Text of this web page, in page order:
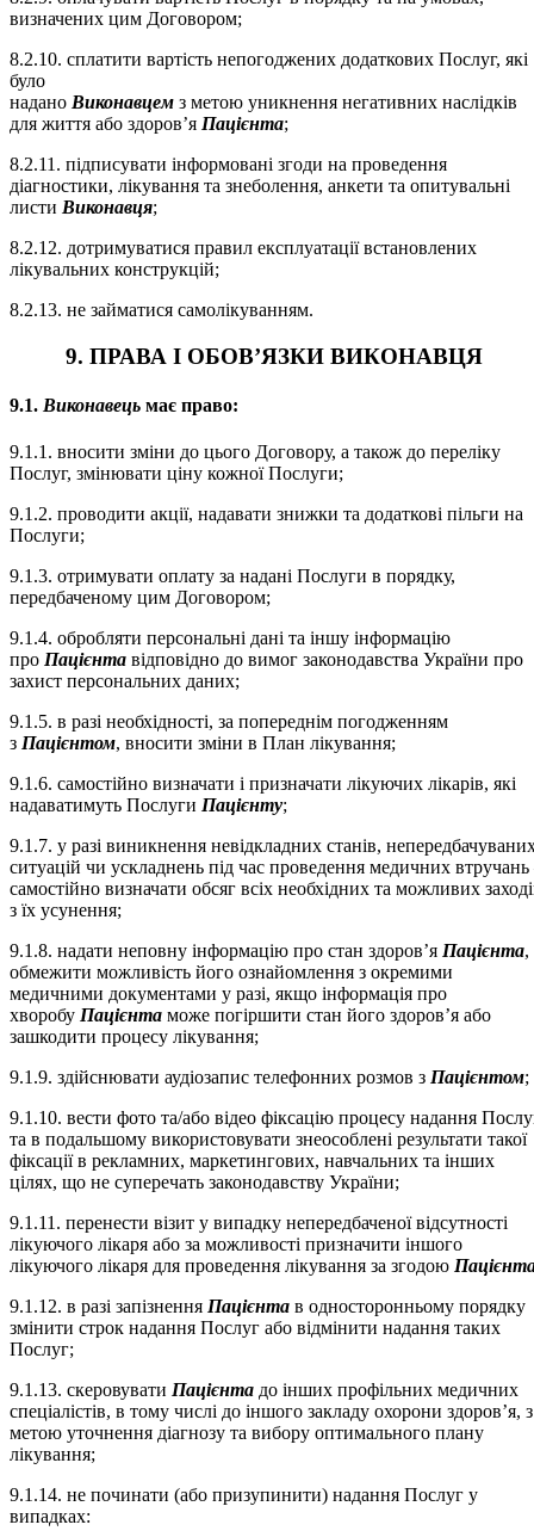
визначених цим Договором;
8.2.10. сплатити вартість непогоджених додаткових Послуг, які
було
надано Виконавцем з метою уникнення негативних наслідків
для життя або здоров’я Пацієнта;
8.2.11. підписувати інформовані згоди на проведення
діагностики, лікування та знеболення, анкети та опитувальні
листи Виконавця;
8.2.12. дотримуватися правил експлуатації встановлених
лікувальних конструкцій;
8.2.13. не займатися самолікуванням.
9. ПРАВА І ОБОВ’ЯЗКИ ВИКОНАВЦЯ
9.1. Виконавець має право:
9.1.1. вносити зміни до цього Договору, а також до переліку
Послуг, змінювати ціну кожної Послуги;
9.1.2. проводити акції, надавати знижки та додаткові пільги на
Послуги;
9.1.3. отримувати оплату за надані Послуги в порядку,
передбаченому цим Договором;
9.1.4. обробляти персональні дані та іншу інформацію
про Пацієнта відповідно до вимог законодавства України про
захист персональних даних;
9.1.5. в разі необхідності, за попереднім погодженням
з Пацієнтом, вносити зміни в План лікування;
9.1.6. самостійно визначати і призначати лікуючих лікарів, які
надаватимуть Послуги Пацієнту;
9.1.7. у разі виникнення невідкладних станів,
ситуацій чи ускладнень під час проведення медичних втручань
самостійно визначати обсяг всіх необхідних та можливих
з їх усунення;
9.1.8. надати неповну інформацію про стан здоров’я Пацієнта,
обмежити можливість його ознайомлення з окремими
медичними документами у разі, якщо інформація про
хворобу Пацієнта може погіршити стан його здоров’я або
зашкодити процесу лікування;
9.1.9. здійснювати аудіозапис телефонних розмов з Пацієнтом;
9.1.10. вести фото та/або відео фіксацію процесу надання
та в подальшому використовувати знеособлені результати такої
фіксації в рекламних, маркетингових, навчальних та інших
цілях, що не суперечать законодавству України;
9.1.11. перенести візит у випадку непередбаченої відсутності
лікуючого лікаря або за можливості призначити іншого
лікуючого лікаря для проведення лікування за згодою
9.1.12. в разі запізнення Пацієнта в односторонньому порядку
змінити строк надання Послуг або відмінити надання таких
Послуг;
9.1.13. скеровувати Пацієнта до інших профільних медичних
спеціалістів, в тому числі до іншого закладу охорони здоров’я, з
метою уточнення діагнозу та вибору оптимального плану
лікування;
9.1.14. не починати (або призупинити) надання Послуг у
випадках: